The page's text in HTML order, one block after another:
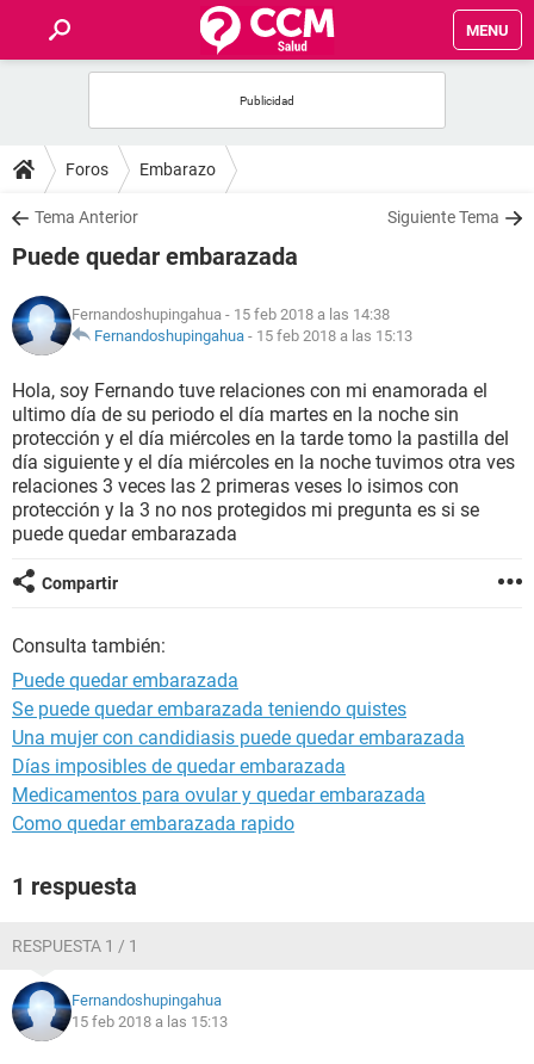
MENU
FOROS
SALUD
NUTRICIÓN
BIENESTAR
SEXUALIDAD
GLOSARIO
Foros Embarazo
Tema Anterior Siguiente Tema
Puede quedar embarazada
Fernandoshupingahua - 15 feb 2018 a las 14:38
Fernandoshupingahua - 15 feb 2018 a las 15:13
Hola, soy Fernando tuve relaciones con mi enamorada el
ultimo día de su periodo el día martes en la noche sin
protección y el día miércoles en la tarde tomo la pastilla del
día siguiente y el día miércoles en la noche tuvimos otra ves
relaciones 3 veces las 2 primeras veses lo isimos con
protección y la 3 no nos protegidos mi pregunta es si se
puede quedar embarazada
Compartir
Consulta también:
Puede quedar embarazada
Se puede quedar embarazada teniendo quistes
Una mujer con candidiasis puede quedar embarazada
Días imposibles de quedar embarazada
Medicamentos para ovular y quedar embarazada
Como quedar embarazada rapido
1 respuesta
RESPUESTA 1 / 1
Fernandoshupingahua
15 feb 2018 a las 15:13